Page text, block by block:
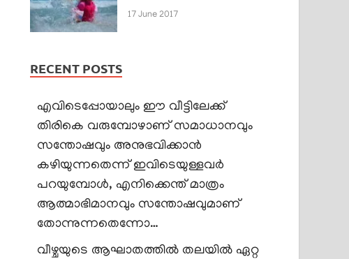
17 June 2017
RECENT POSTS
എവിടെപ്പോയാലും ഈ വീട്ടിലേക്ക്
തിരികെ വരുമ്പോഴാണ് സമാധാനവും
സന്തോഷവും അനുഭവിക്കാൻ
കഴിയുന്നതെന്ന് ഇവിടെയുള്ളവർ
പറയുമ്പോൾ, എനിക്കെന്ത് മാത്രം
ആത്മാഭിമാനവും സന്തോഷവുമാണ്
തോന്നുന്നതെന്നോ…
വീഴ്ചയുടെ ആഘാതത്തിൽ തലയിൽ ഏറ്റ